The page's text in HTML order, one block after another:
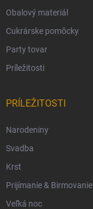
Obalový materiál
Cukrárske pomôcky
Party tovar
Príležitosti
PRÍLEŽITOSTI
Narodeniny
Svadba
Krst
Prijímanie & Birmovanie
Veľká noc